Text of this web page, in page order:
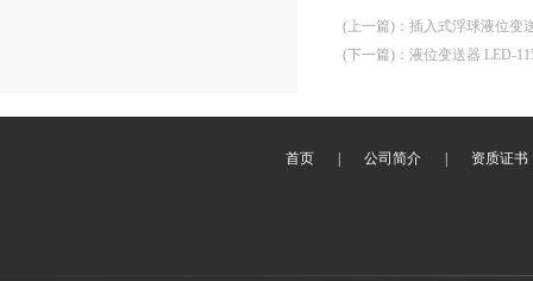
(上一篇) ： 插入式浮球液位变
(下一篇) ： 液位变送器 LED-
首页 公司简介 资质证书